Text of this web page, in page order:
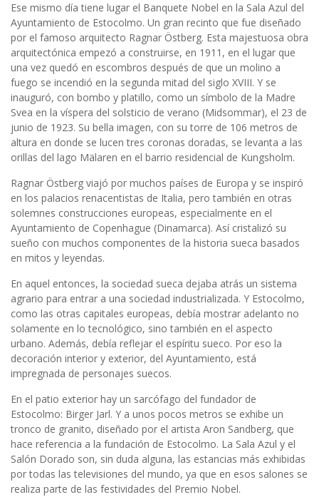
Ese mismo día tiene lugar el Banquete Nobel en la Sala Azul del
Ayuntamiento de Estocolmo. Un gran recinto que fue diseñado
por el famoso arquitecto Ragnar Östberg. Esta majestuosa obra
arquitectónica empezó a construirse, en 1911, en el lugar que
una vez quedó en escombros después de que un molino a
fuego se incendió en la segunda mitad del siglo XVIII. Y se
inauguró, con bombo y platillo, como un símbolo de la Madre
Svea en la víspera del solsticio de verano (Midsommar), el 23 de
junio de 1923. Su bella imagen, con su torre de 106 metros de
altura en donde se lucen tres coronas doradas, se levanta a las
orillas del lago Mälaren en el barrio residencial de Kungsholm.
Ragnar Östberg viajó por muchos países de Europa y se inspiró
en los palacios renacentistas de Italia, pero también en otras
solemnes construcciones europeas, especialmente en el
Ayuntamiento de Copenhague (Dinamarca). Así cristalizó su
sueño con muchos componentes de la historia sueca basados
en mitos y leyendas.
En aquel entonces, la sociedad sueca dejaba atrás un sistema
agrario para entrar a una sociedad industrializada. Y Estocolmo,
como las otras capitales europeas, debía mostrar adelanto no
solamente en lo tecnológico, sino también en el aspecto
urbano. Además, debía reflejar el espíritu sueco. Por eso la
decoración interior y exterior, del Ayuntamiento, está
impregnada de personajes suecos.
En el patio exterior hay un sarcófago del fundador de
Estocolmo: Birger Jarl. Y a unos pocos metros se exhibe un
tronco de granito, diseñado por el artista Aron Sandberg, que
hace referencia a la fundación de Estocolmo. La Sala Azul y el
Salón Dorado son, sin duda alguna, las estancias más exhibidas
por todas las televisiones del mundo, ya que en esos salones se
realiza parte de las festividades del Premio Nobel.